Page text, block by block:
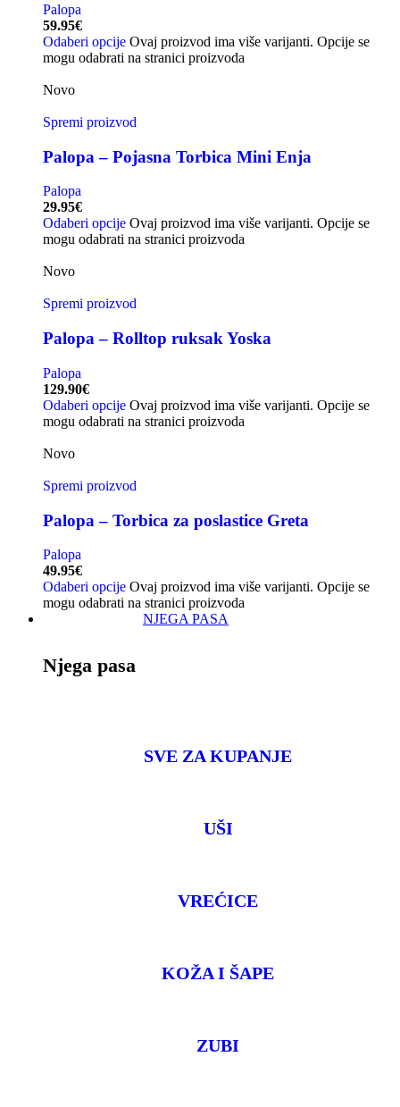
Palopa
59.95€
Odaberi opcije Ovaj proizvod ima više varijanti. Opcije se
mogu odabrati na stranici proizvoda
Novo
Spremi proizvod
Palopa – Pojasna Torbica Mini Enja
Palopa
29.95€
Odaberi opcije Ovaj proizvod ima više varijanti. Opcije se
mogu odabrati na stranici proizvoda
Novo
Spremi proizvod
Palopa – Rolltop ruksak Yoska
Palopa
129.90€
Odaberi opcije Ovaj proizvod ima više varijanti. Opcije se
mogu odabrati na stranici proizvoda
Novo
Spremi proizvod
Palopa – Torbica za poslastice Greta
Palopa
49.95€
Odaberi opcije Ovaj proizvod ima više varijanti. Opcije se
mogu odabrati na stranici proizvoda
NJEGA PASA
Njega pasa
SVE ZA KUPANJE
UŠI
VREĆICE
KOŽA I ŠAPE
ZUBI